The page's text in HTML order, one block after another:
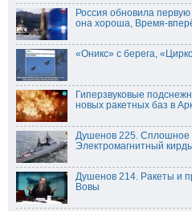
Россия обновила
она хороша, Время-
«Оникс» с берега,
Гиперзвуковые
новых ракетных баз в
Душенов 225. Сплошное
Электромагнитный
Душенов 214. Ракеты и
Вовы